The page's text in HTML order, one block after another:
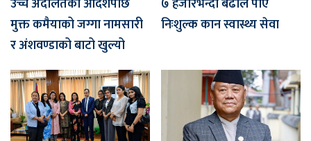
उच्च अदालतको आदेशपछि
मुक्त कमैयाको जग्गा नामसारी
र अंशवण्डाको बाटो खुल्यो
७ हजारभन्दा बढीले पाए
निःशुल्क कान स्वास्थ्य सेवा